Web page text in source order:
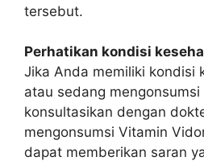
tersebut.
Perhatikan kondisi
Jika Anda memiliki kondisi
atau sedang
konsultasikan dengan
mengonsumsi Vitamin
dapat memberikan saran